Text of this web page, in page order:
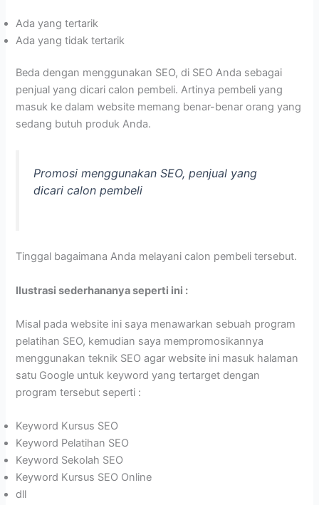
Ada yang tertarik
Ada yang tidak tertarik
Beda dengan menggunakan SEO, di SEO Anda sebagai
penjual yang dicari calon pembeli. Artinya pembeli yang
masuk ke dalam website memang benar-benar orang yang
sedang butuh produk Anda.
Promosi menggunakan SEO, penjual yang
dicari calon pembeli
Tinggal bagaimana Anda melayani calon pembeli tersebut.
Ilustrasi sederhananya seperti ini :
Misal pada website ini saya menawarkan sebuah program
pelatihan SEO, kemudian saya mempromosikannya
menggunakan teknik SEO agar website ini masuk halaman
satu Google untuk keyword yang tertarget dengan
program tersebut seperti :
Keyword Kursus SEO
Keyword Pelatihan SEO
Keyword Sekolah SEO
Keyword Kursus SEO Online
dll